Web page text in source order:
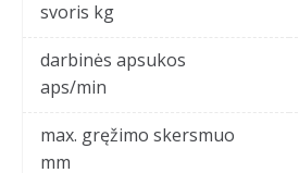
svoris kg
darbinės apsukos
aps/min
max. gręžimo skersmuo
mm